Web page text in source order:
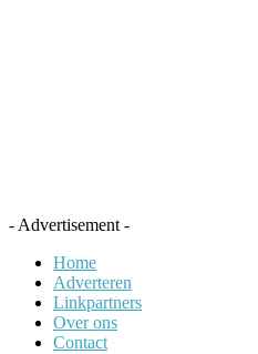
- Advertisement -
Home
Adverteren
Linkpartners
Over ons
Contact